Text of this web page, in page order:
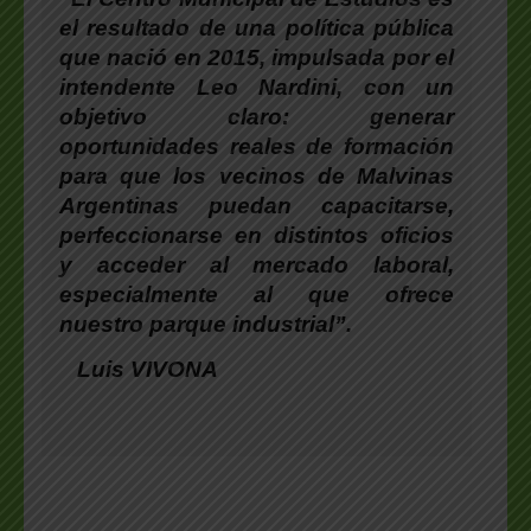
el resultado de una política pública
que nació en 2015, impulsada por el
intendente Leo Nardini, con un
objetivo claro: generar
oportunidades reales de formación
para que los vecinos de Malvinas
Argentinas puedan capacitarse,
perfeccionarse en distintos oficios
y acceder al mercado laboral,
especialmente al que ofrece
nuestro parque industrial”.
Luis VIVONA